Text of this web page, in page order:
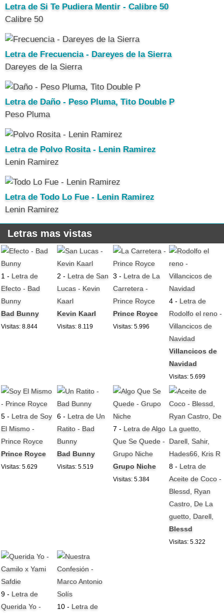
Letra de Si Te Pudiera Mentir - Calibre 50
Calibre 50
Letra de Frecuencia - Dareyes de la Sierra
Dareyes de la Sierra
Letra de Daño - Peso Pluma, Tito Double P
Peso Pluma
Letra de Polvo Rosita - Lenin Ramirez
Lenin Ramirez
Letra de Todo Lo Fue - Lenin Ramirez
Lenin Ramirez
Letras mas vistas
1 - Letra de
Efecto - Bad
Bunny
Bad Bunny
Visitas: 8.844
2 - Letra de San
Lucas - Kevin
Kaarl
Kevin Kaarl
Visitas: 8.119
3 - Letra de La
Carretera -
Prince Royce
Prince Royce
Visitas: 5.996
4 - Letra de
Rodolfo el reno -
Villancicos de
Navidad
Villancicos de
Navidad
Visitas: 5.699
5 - Letra de Soy
El Mismo -
Prince Royce
Prince Royce
Visitas: 5.629
6 - Letra de Un
Ratito - Bad
Bunny
Bad Bunny
Visitas: 5.519
7 - Letra de Algo
Que Se Quede -
Grupo Niche
Grupo Niche
Visitas: 5.384
8 - Letra de
Aceite de Coco -
Blessd, Ryan
Castro, De La
guetto, Darell,
Blessd
Visitas: 5.322
9 - Letra de
Querida Yo -
10 - Letra de